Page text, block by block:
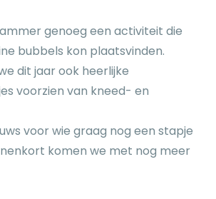
genoeg een activiteit die
bubbels kon plaatsvinden.
dit jaar ook heerlijke
voorzien van kneed- en
voor wie graag nog een stapje
komen we met nog meer